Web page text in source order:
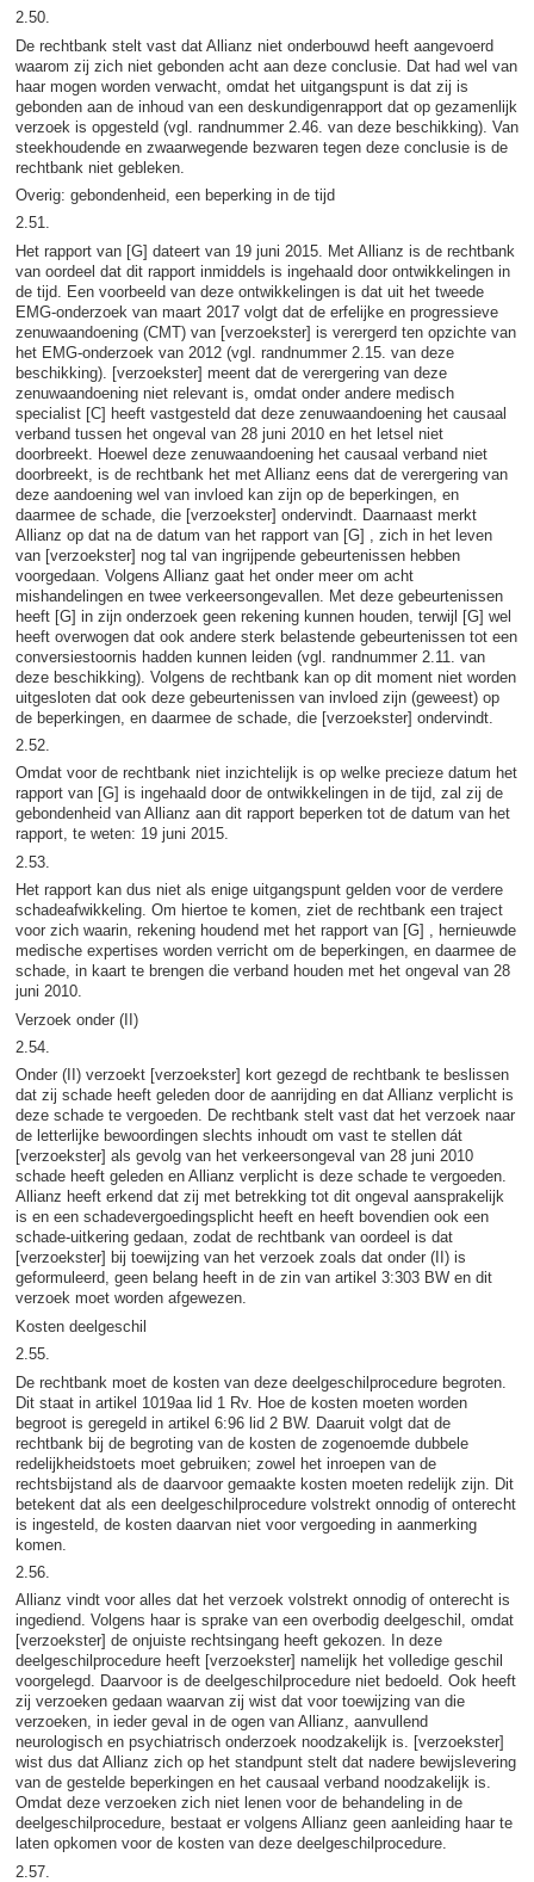
2.50.
De rechtbank stelt vast dat Allianz niet onderbouwd heeft aangevoerd
waarom zij zich niet gebonden acht aan deze conclusie. Dat had wel van
haar mogen worden verwacht, omdat het uitgangspunt is dat zij is
gebonden aan de inhoud van een deskundigenrapport dat op gezamenlijk
verzoek is opgesteld (vgl. randnummer 2.46. van deze beschikking). Van
steekhoudende en zwaarwegende bezwaren tegen deze conclusie is de
rechtbank niet gebleken.
Overig: gebondenheid, een beperking in de tijd
2.51.
Het rapport van [G] dateert van 19 juni 2015. Met Allianz is de rechtbank
van oordeel dat dit rapport inmiddels is ingehaald door ontwikkelingen in
de tijd. Een voorbeeld van deze ontwikkelingen is dat uit het tweede
EMG-onderzoek van maart 2017 volgt dat de erfelijke en progressieve
zenuwaandoening (CMT) van [verzoekster] is verergerd ten opzichte van
het EMG-onderzoek van 2012 (vgl. randnummer 2.15. van deze
beschikking). [verzoekster] meent dat de verergering van deze
zenuwaandoening niet relevant is, omdat onder andere medisch
specialist [C] heeft vastgesteld dat deze zenuwaandoening het causaal
verband tussen het ongeval van 28 juni 2010 en het letsel niet
doorbreekt. Hoewel deze zenuwaandoening het causaal verband niet
doorbreekt, is de rechtbank het met Allianz eens dat de verergering van
deze aandoening wel van invloed kan zijn op de beperkingen, en
daarmee de schade, die [verzoekster] ondervindt. Daarnaast merkt
Allianz op dat na de datum van het rapport van [G] , zich in het leven
van [verzoekster] nog tal van ingrijpende gebeurtenissen hebben
voorgedaan. Volgens Allianz gaat het onder meer om acht
mishandelingen en twee verkeersongevallen. Met deze gebeurtenissen
heeft [G] in zijn onderzoek geen rekening kunnen houden, terwijl [G] wel
heeft overwogen dat ook andere sterk belastende gebeurtenissen tot een
conversiestoornis hadden kunnen leiden (vgl. randnummer 2.11. van
deze beschikking). Volgens de rechtbank kan op dit moment niet worden
uitgesloten dat ook deze gebeurtenissen van invloed zijn (geweest) op
de beperkingen, en daarmee de schade, die [verzoekster] ondervindt.
2.52.
Omdat voor de rechtbank niet inzichtelijk is op welke precieze datum het
rapport van [G] is ingehaald door de ontwikkelingen in de tijd, zal zij de
gebondenheid van Allianz aan dit rapport beperken tot de datum van het
rapport, te weten: 19 juni 2015.
2.53.
Het rapport kan dus niet als enige uitgangspunt gelden voor de verdere
schadeafwikkeling. Om hiertoe te komen, ziet de rechtbank een traject
voor zich waarin, rekening houdend met het rapport van [G] , hernieuwde
medische expertises worden verricht om de beperkingen, en daarmee de
schade, in kaart te brengen die verband houden met het ongeval van 28
juni 2010.
Verzoek onder (II)
2.54.
Onder (II) verzoekt [verzoekster] kort gezegd de rechtbank te beslissen
dat zij schade heeft geleden door de aanrijding en dat Allianz verplicht is
deze schade te vergoeden. De rechtbank stelt vast dat het verzoek naar
de letterlijke bewoordingen slechts inhoudt om vast te stellen dát
[verzoekster] als gevolg van het verkeersongeval van 28 juni 2010
schade heeft geleden en Allianz verplicht is deze schade te vergoeden.
Allianz heeft erkend dat zij met betrekking tot dit ongeval aansprakelijk
is en een schadevergoedingsplicht heeft en heeft bovendien ook een
schade-uitkering gedaan, zodat de rechtbank van oordeel is dat
[verzoekster] bij toewijzing van het verzoek zoals dat onder (II) is
geformuleerd, geen belang heeft in de zin van artikel 3:303 BW en dit
verzoek moet worden afgewezen.
Kosten deelgeschil
2.55.
De rechtbank moet de kosten van deze deelgeschilprocedure begroten.
Dit staat in artikel 1019aa lid 1 Rv. Hoe de kosten moeten worden
begroot is geregeld in artikel 6:96 lid 2 BW. Daaruit volgt dat de
rechtbank bij de begroting van de kosten de zogenoemde dubbele
redelijkheidstoets moet gebruiken; zowel het inroepen van de
rechtsbijstand als de daarvoor gemaakte kosten moeten redelijk zijn. Dit
betekent dat als een deelgeschilprocedure volstrekt onnodig of onterecht
is ingesteld, de kosten daarvan niet voor vergoeding in aanmerking
komen.
2.56.
Allianz vindt voor alles dat het verzoek volstrekt onnodig of onterecht is
ingediend. Volgens haar is sprake van een overbodig deelgeschil, omdat
[verzoekster] de onjuiste rechtsingang heeft gekozen. In deze
deelgeschilprocedure heeft [verzoekster] namelijk het volledige geschil
voorgelegd. Daarvoor is de deelgeschilprocedure niet bedoeld. Ook heeft
zij verzoeken gedaan waarvan zij wist dat voor toewijzing van die
verzoeken, in ieder geval in de ogen van Allianz, aanvullend
neurologisch en psychiatrisch onderzoek noodzakelijk is. [verzoekster]
wist dus dat Allianz zich op het standpunt stelt dat nadere bewijslevering
van de gestelde beperkingen en het causaal verband noodzakelijk is.
Omdat deze verzoeken zich niet lenen voor de behandeling in de
deelgeschilprocedure, bestaat er volgens Allianz geen aanleiding haar te
laten opkomen voor de kosten van deze deelgeschilprocedure.
2.57.